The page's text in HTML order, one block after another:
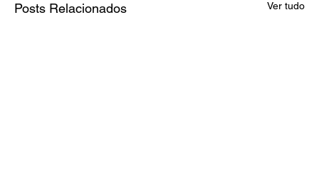
Posts Relacionados Ver tudo